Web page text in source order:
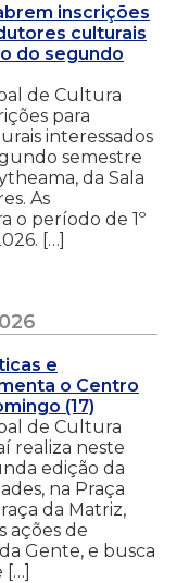
inscrições
culturais
do segundo
de Cultura
para
interessados
semestre
da Sala
As
o período de 1º
[…]
e
o Centro
(17)
de Cultura
realiza neste
edição da
na Praça
da Matriz,
ações de
Gente, e busca
[…]